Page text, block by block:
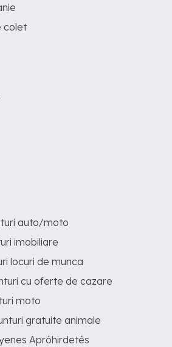
colet
auto/moto
imobiliare
locuri de munca
cu oferte de cazare
moto
gratuite animale
Apróhirdetés